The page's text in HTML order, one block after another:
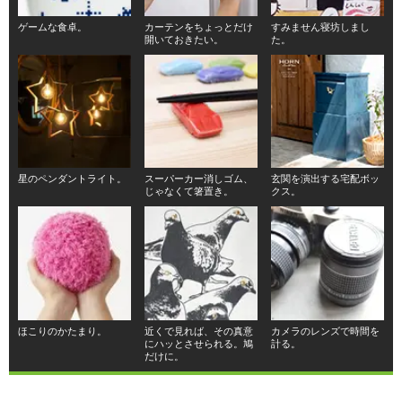
ゲームな食卓。
カーテンをちょっとだけ
開いておきたい。
すみません寝坊しまし
た。
星のペンダントライト。
スーパーカー消しゴム、
じゃなくて箸置き。
玄関を演出する宅配ボッ
クス。
ほこりのかたまり。
近くで見れば、その真意
にハッとさせられる。鳩
だけに。
カメラのレンズで時間を
計る。